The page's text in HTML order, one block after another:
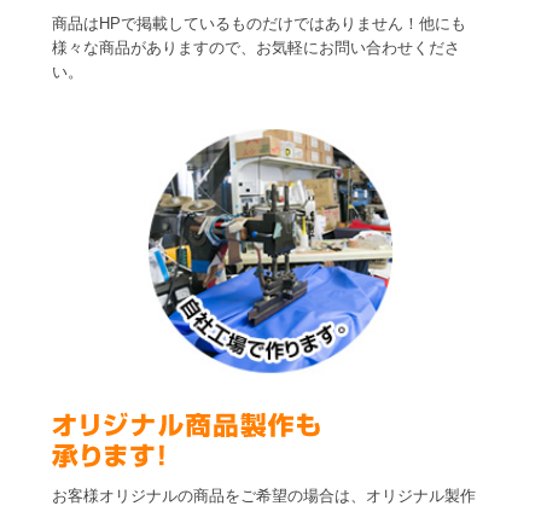
商品はHPで掲載しているものだけではありません！他にも
様々な商品がありますので、お気軽にお問い合わせくださ
い。
お客様オリジナルの商品をご希望の場合は、オリジナル製作